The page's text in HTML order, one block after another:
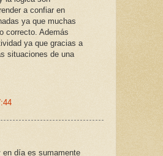
a confiar en
ya que muchas
correcto. Además
ya que gracias a
situaciones de una
en día es sumamente